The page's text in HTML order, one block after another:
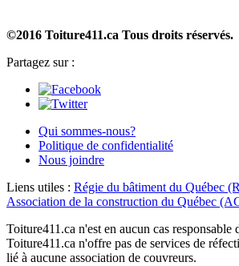
©2016 Toiture411.ca Tous droits réservés.
Partagez sur :
Qui sommes-nous?
Politique de confidentialité
Nous joindre
Liens utiles : Régie du bâtiment du Québec
Association de la construction du Québec
Toiture411.ca n'est en aucun cas responsable
Toiture411.ca n'offre pas de services de
lié à aucune association de couvreurs.